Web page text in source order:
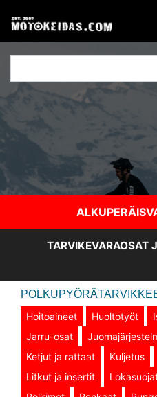
TARVIKEVARAOSAT
Hoitoaineet
Huoltotyöt
Jarru-osat
Ketjut ja rattaat
Kuljetus
Litkut ja insertit